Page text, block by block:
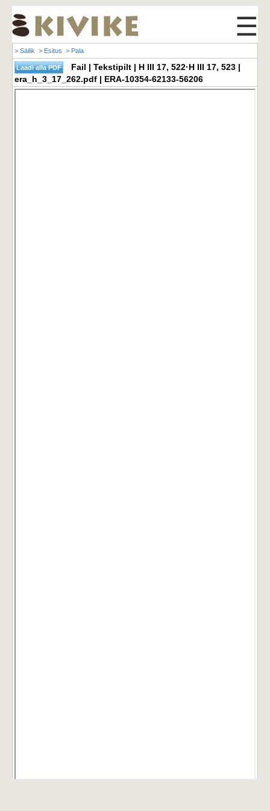
☰
> Säilik > Esitus > Pala
Fail | Tekstipilt | H III 17, 522·H III 17, 523 |
era_h_3_17_262.pdf | ERA-10354-62133-56206